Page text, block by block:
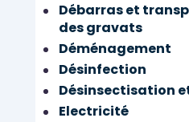
Débarras et
des gravats
Déménagement
Désinfection
Désinsectisation
Electricité